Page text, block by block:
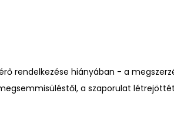
rendelkezése hiányában - a
a szaporulat